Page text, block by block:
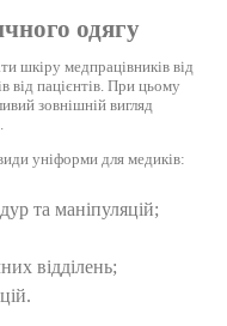
одягу
шкіру медпрацівників від
від пацієнтів. При цьому
зовнішній вигляд
уніформи для медиків:
та маніпуляцій;
відділень;